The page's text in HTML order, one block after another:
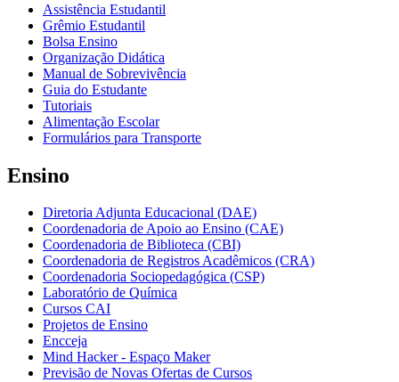
Assistência Estudantil
Grêmio Estudantil
Bolsa Ensino
Organização Didática
Manual de Sobrevivência
Guia do Estudante
Tutoriais
Alimentação Escolar
Formulários para Transporte
Ensino
Diretoria Adjunta Educacional (DAE)
Coordenadoria de Apoio ao Ensino (CAE)
Coordenadoria de Biblioteca (CBI)
Coordenadoria de Registros Acadêmicos (CRA)
Coordenadoria Sociopedagógica (CSP)
Laboratório de Química
Cursos CAI
Projetos de Ensino
Encceja
Mind Hacker - Espaço Maker
Previsão de Novas Ofertas de Cursos